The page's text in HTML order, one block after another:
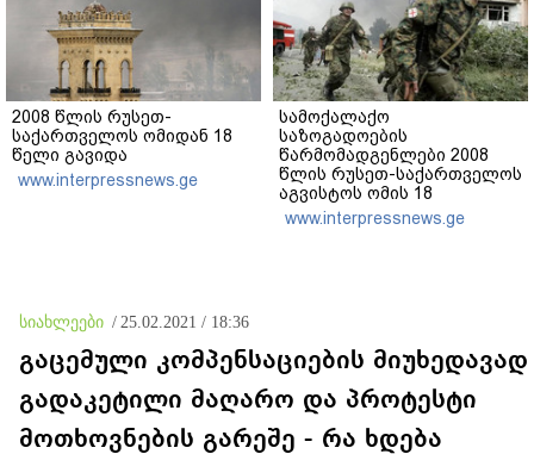
2008 წლის რუსეთ-
საქართველოს ომიდან 18
წელი გავიდა
www.interpressnews.ge
სამოქალაქო
საზოგადოების
წარმომადგენლები 2008
წლის რუსეთ-საქართველოს
აგვისტოს ომის 18
წლისთავთან
დაკავშირებით ერთობლივ
www.interpressnews.ge
სიახლეები / 25.02.2021 / 18:36
გაცემული კომპენსაციების მიუხედავად
გადაკეტილი მაღარო და პროტესტი
მოთხოვნების გარეშე - რა ხდება